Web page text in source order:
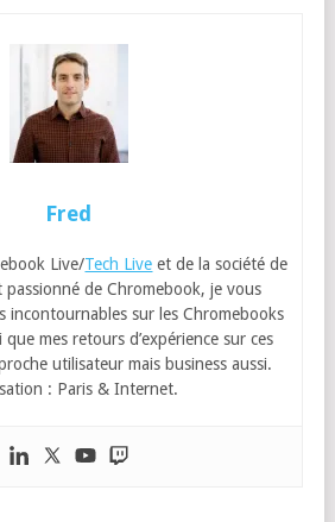
Fred
Live/Tech Live et de la société de
passionné de Chromebook, je vous
incontournables sur les Chromebooks
mes retours d’expérience sur ces
utilisateur mais business aussi.
: Paris & Internet.